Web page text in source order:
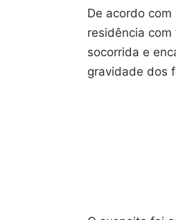
De acordo
residência
socorrida e
gravidade dos